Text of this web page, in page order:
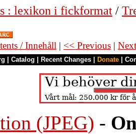
: lexikon i fickformat /
/ Innehåll | << Previous |
Catalog Recent Changes Donate
(JPEG) -